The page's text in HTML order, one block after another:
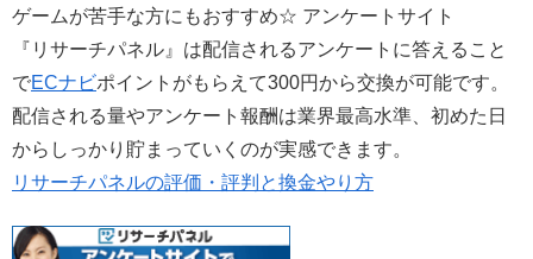
ゲームが苦手な方にもおすすめ☆ アンケートサイト
『リサーチパネル』は配信されるアンケートに答えること
でECナビポイントがもらえて300円から交換が可能です。
配信される量やアンケート報酬は業界最高水準、初めた日
からしっかり貯まっていくのが実感できます。
リサーチパネルの評価・評判と換金やり方